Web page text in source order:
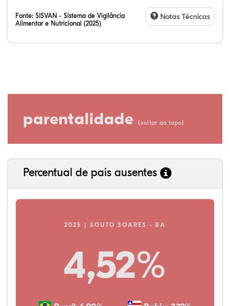
Fonte: SISVAN - Sistema de Vigilância
Alimentar e Nutricional (2025)
Notas Técnicas
parentalidade (voltar ao topo)
Percentual de pais ausentes
2025 | SOUTO SOARES - BA
4,52%